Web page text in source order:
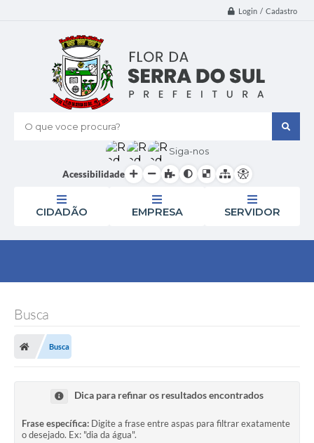
Login / Cadastro
O que voce procura?
Siga-nos
Acessibilidade
CIDADÃO EMPRESA SERVIDOR
Busca
Busca
Dica para refinar os resultados encontrados
Frase específica: Digite a frase entre aspas para filtrar exatamente
o desejado. Ex: "dia da água".